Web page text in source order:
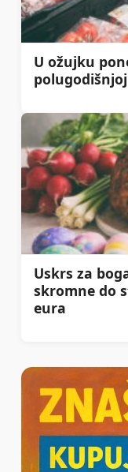
U ožujku
Uskrs za
skromne do
eura